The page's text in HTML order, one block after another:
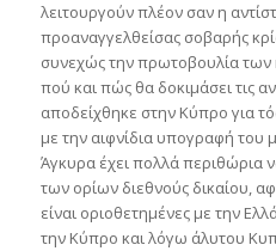
λειτουργούν πλέον σαν η
προαναγγελθείσας σοβαρής
συνεχώς την πρωτοβουλία των
πού και πώς θα δοκιμάσει τις
αποδείχθηκε στην Κύπρο για
με την αιφνίδια υπογραφή του
Άγκυρα έχει πολλά περιθώρια
των ορίων διεθνούς δικαίου,
είναι οριοθετημένες με την
την Κύπρο και λόγω άλυτου